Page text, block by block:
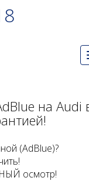
на Audi
(AdBlue)?
осмотр!